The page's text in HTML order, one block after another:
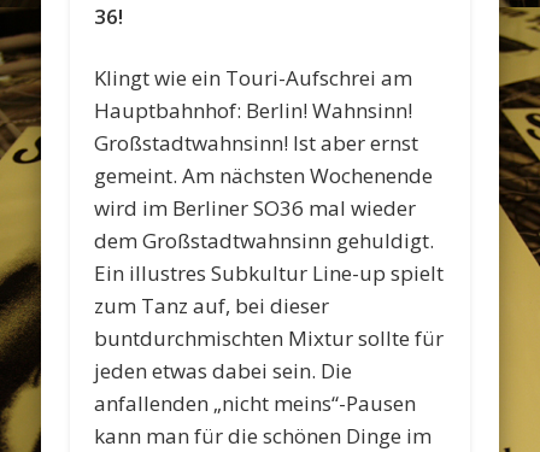
36!
Klingt wie ein Touri-Aufschrei am
Hauptbahnhof: Berlin! Wahnsinn!
Großstadtwahnsinn! Ist aber ernst
gemeint. Am nächsten Wochenende
wird im Berliner SO36 mal wieder
dem Großstadtwahnsinn gehuldigt.
Ein illustres Subkultur Line-up spielt
zum Tanz auf, bei dieser
buntdurchmischten Mixtur sollte für
jeden etwas dabei sein. Die
anfallenden „nicht meins“-Pausen
kann man für die schönen Dinge im